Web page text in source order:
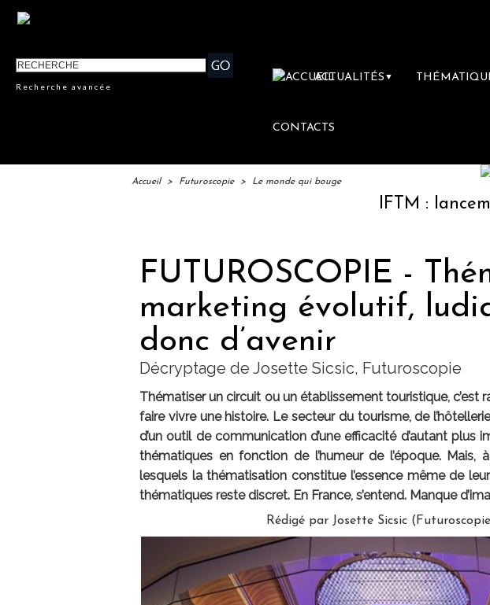
Recherche avancée
ACTUALITÉS ▼
CONTACTS
Accueil > Futuroscopie > Le monde qui bouge
IFTM : lancement
FUTUROSCOPIE -
marketing évolutif,
donc d’avenir
Décryptage de Josette Sicsic, Futuroscopie
Thématiser un circuit ou un établissement touristique, c’est
faire vivre une histoire. Le secteur du tourisme, de
d’un outil de communication d’une efficacité d’autant plus
thématiques en fonction de l’humeur de l’époque.
lesquels la thématisation constitue l’essence même de
thématiques reste discret. En France, s’entend. Manque
Rédigé par Josette Sicsic